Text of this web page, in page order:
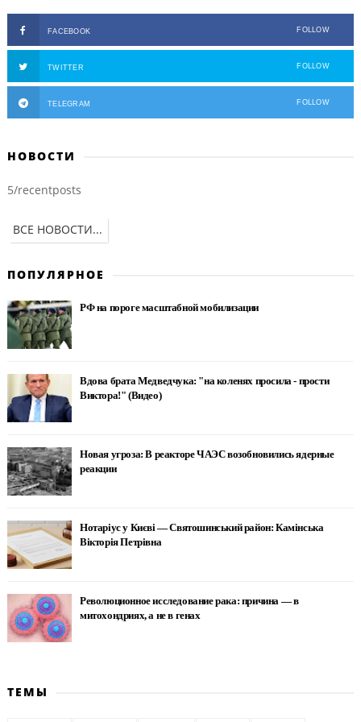
FACEBOOK FOLLOW
TWITTER FOLLOW
TELEGRAM FOLLOW
НОВОСТИ
5/recentposts
ВСЕ НОВОСТИ...
ПОПУЛЯРНОЕ
РФ на пороге масштабной мобилизации
Вдова брата Медведчука: "на коленях просила - прости
Виктора!" (Видео)
Новая угроза: В реакторе ЧАЭС возобновились ядерные
реакции
Нотаріус у Києві — Святошинський район: Камінська
Вікторія Петрівна
Революционное исследование рака: причина — в
митохондриях, а не в генах
ТЕМЫ